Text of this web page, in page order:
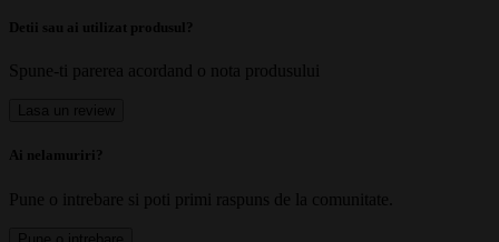
Detii sau ai utilizat produsul?
Spune-ti parerea acordand o nota produsului
Ai nelamuriri?
Pune o intrebare si poti primi raspuns de la comunitate.